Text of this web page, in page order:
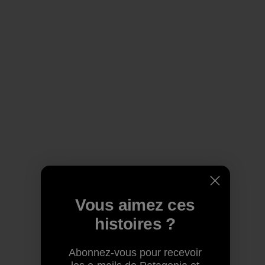
Vous aimez ces
histoires ?
Abonnez-vous pour recevoir